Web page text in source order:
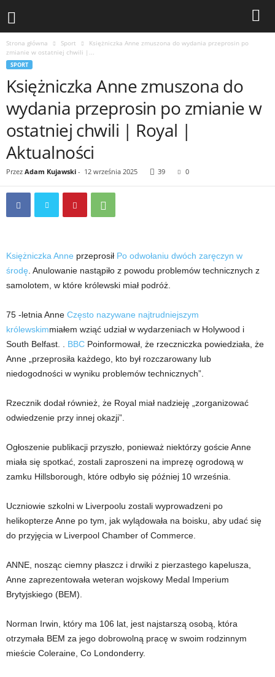
Strona główna Sport
Księżniczka Anne zmuszona do wydania przeprosin po
zmianie w ostatniej chwili |...
SPORT
Księżniczka Anne zmuszona do
wydania przeprosin po zmianie w
ostatniej chwili | Royal |
Aktualności
Przez Adam Kujawski - 12 września 2025 39 0
Księżniczka Anne przeprosił Po odwołaniu dwóch zaręczyn w
środę . Anulowanie nastąpiło z powodu problemów technicznych z
samolotem, w które królewski miał podróż.
75 -letnia Anne Często nazywane najtrudniejszym
królewskimmiałem wziąć udział w wydarzeniach w Holywood i
South Belfast. . BBC Poinformował, że rzeczniczka powiedziała, że ​​
Anne „przeprosiła każdego, kto był rozczarowany lub
niedogodności w wyniku problemów technicznych”.
Rzecznik dodał również, że Royal miał nadzieję „zorganizować
odwiedzenie przy innej okazji”.
Ogłoszenie publikacji przyszło, ponieważ niektórzy goście Anne
miała się spotkać, zostali zaproszeni na imprezę ogrodową w
zamku Hillsborough, które odbyło się później 10 września.
Uczniowie szkolni w Liverpoolu zostali wyprowadzeni po
helikopterze Anne po tym, jak wylądowała na boisku, aby udać się
do przyjęcia w Liverpool Chamber of Commerce.
ANNE, nosząc ciemny płaszcz i drwiki z pierzastego kapelusza,
Anne zaprezentowała weteran wojskowy Medal Imperium
Brytyjskiego (BEM).
Norman Irwin, który ma 106 lat, jest najstarszą osobą, która
otrzymała BEM za jego dobrowolną pracę w swoim rodzinnym
mieście Coleraine, Co Londonderry.